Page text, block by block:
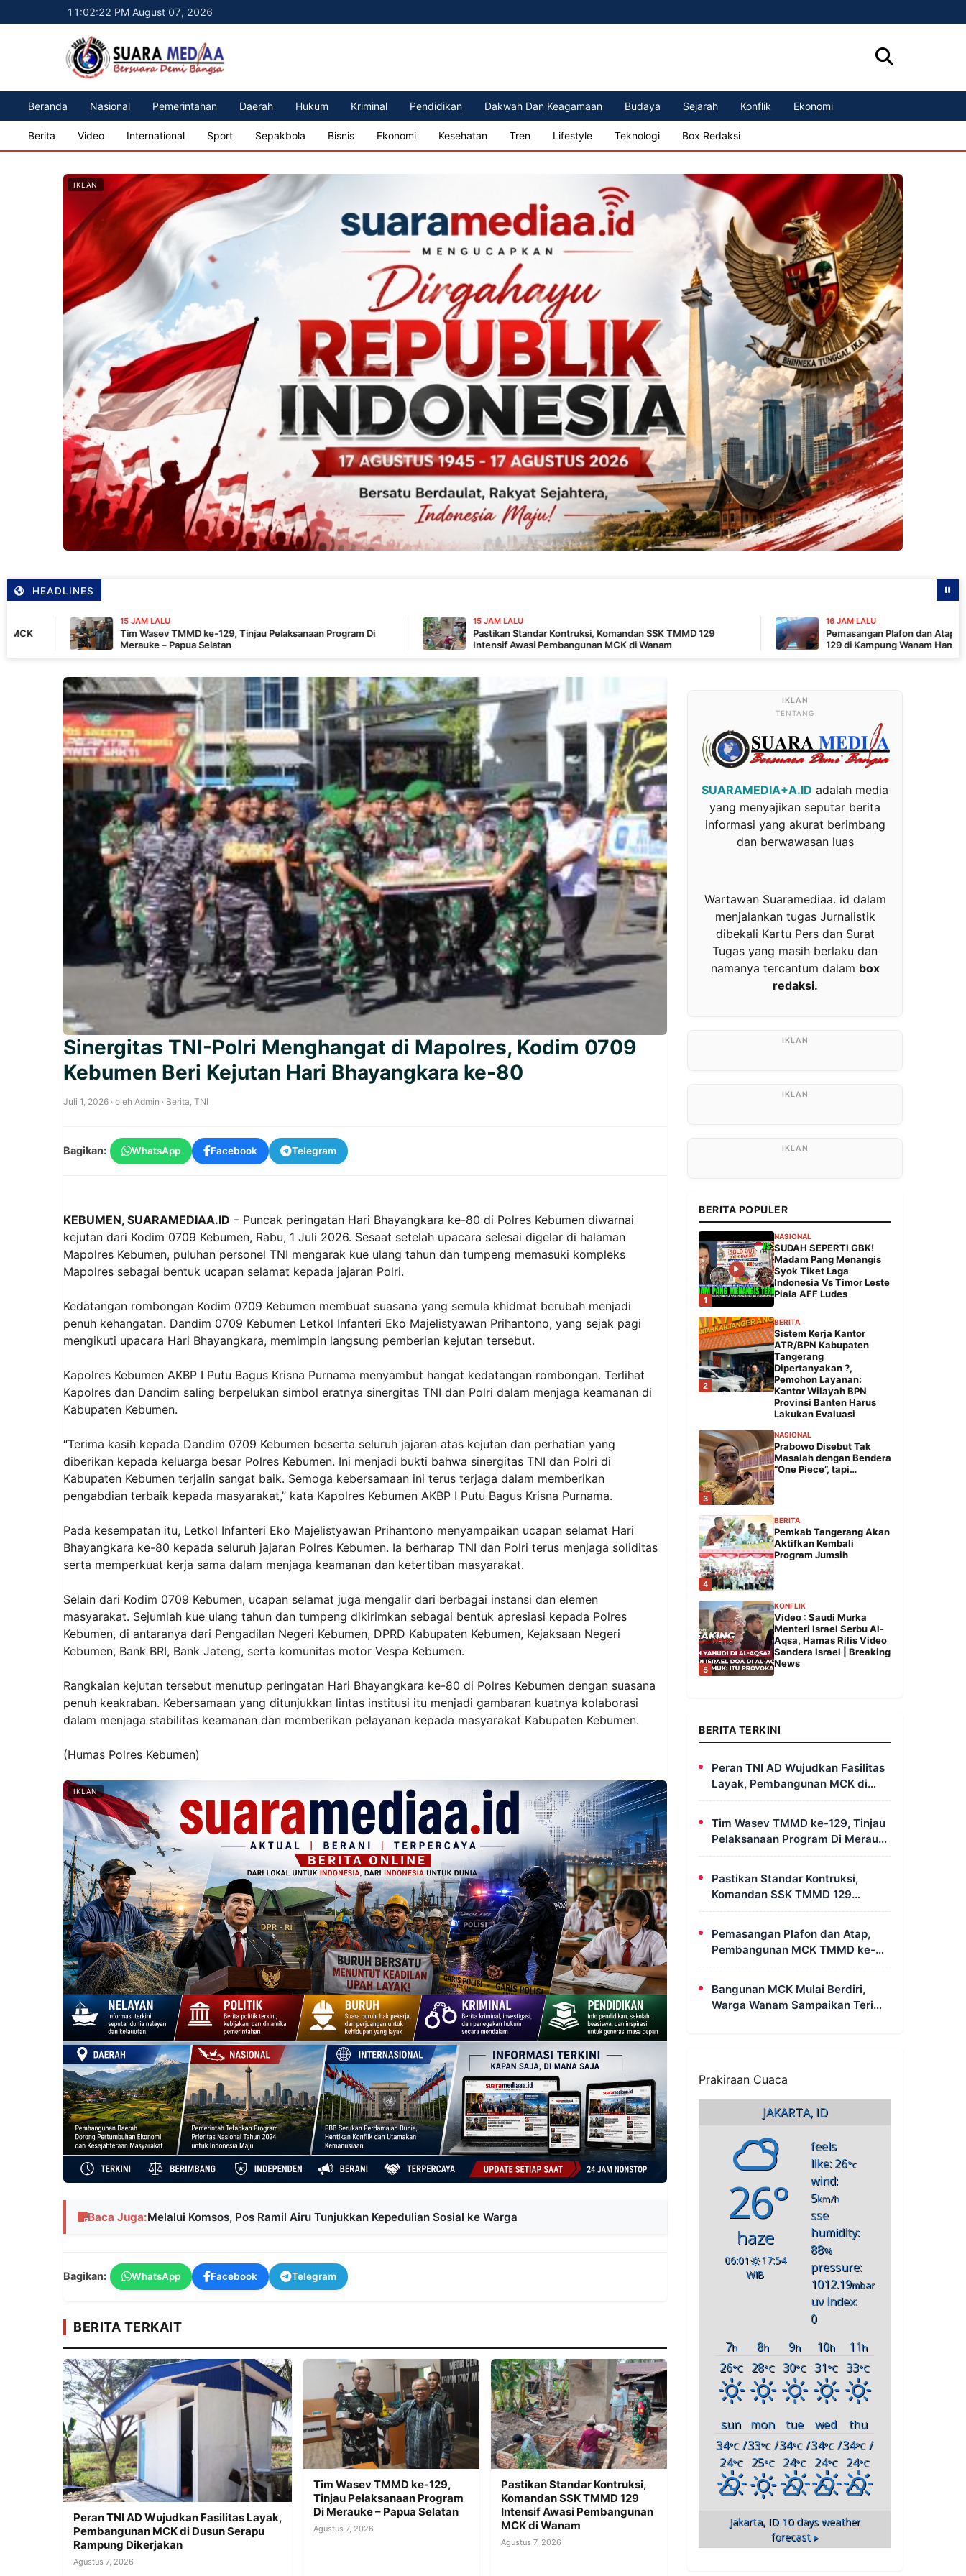
11:02:24 PM August 07, 2026
Beranda Nasional Pemerintahan Daerah Hukum Kriminal Pendidikan Dakwah Dan Keagamaan Budaya Sejarah Konflik Ekonomi
Berita Video International Sport Sepakbola Bisnis Ekonomi Kesehatan Tren Lifestyle Teknologi Box Redaksi
IKLAN
HEADLINES
15 JAM LALU
Tim Wasev TMMD ke-129, Tinjau Pelaksanaan Program Di
Merauke – Papua Selatan
15 JAM LALU
Pastikan Standar Kontruksi, Komandan SSK TMMD 129
Intensif Awasi Pembangunan MCK di Wanam
16 JAM LALU
Pemasangan Plafon dan Atap, Pembangunan MCK
129 di Kampung Wanam Hampir Rampung
Sinergitas TNI-Polri Menghangat di Mapolres, Kodim 0709
Kebumen Beri Kejutan Hari Bhayangkara ke-80
Juli 1, 2026 · oleh Admin · Berita TNI
Bagikan: WhatsApp Facebook Telegram
KEBUMEN, SUARAMEDIAA.ID – Puncak peringatan Hari Bhayangkara ke-80 di Polres Kebumen diwarnai
kejutan dari Kodim 0709 Kebumen, Rabu, 1 Juli 2026. Sesaat setelah upacara selesai digelar di halaman
Mapolres Kebumen, puluhan personel TNI mengarak kue ulang tahun dan tumpeng memasuki kompleks
Mapolres sebagai bentuk ucapan selamat kepada jajaran Polri.
Kedatangan rombongan Kodim 0709 Kebumen membuat suasana yang semula khidmat berubah menjadi
penuh kehangatan. Dandim 0709 Kebumen Letkol Infanteri Eko Majelistyawan Prihantono, yang sejak pagi
mengikuti upacara Hari Bhayangkara, memimpin langsung pemberian kejutan tersebut.
Kapolres Kebumen AKBP I Putu Bagus Krisna Purnama menyambut hangat kedatangan rombongan. Terlihat
Kapolres dan Dandim saling berpelukan simbol eratnya sinergitas TNI dan Polri dalam menjaga keamanan di
Kabupaten Kebumen.
“Terima kasih kepada Dandim 0709 Kebumen beserta seluruh jajaran atas kejutan dan perhatian yang
diberikan kepada keluarga besar Polres Kebumen. Ini menjadi bukti bahwa sinergitas TNI dan Polri di
Kabupaten Kebumen terjalin sangat baik. Semoga kebersamaan ini terus terjaga dalam memberikan
pengabdian terbaik kepada masyarakat,” kata Kapolres Kebumen AKBP I Putu Bagus Krisna Purnama.
Pada kesempatan itu, Letkol Infanteri Eko Majelistyawan Prihantono menyampaikan ucapan selamat Hari
Bhayangkara ke-80 kepada seluruh jajaran Polres Kebumen. Ia berharap TNI dan Polri terus menjaga soliditas
serta memperkuat kerja sama dalam menjaga keamanan dan ketertiban masyarakat.
Selain dari Kodim 0709 Kebumen, ucapan selamat juga mengalir dari berbagai instansi dan elemen
masyarakat. Sejumlah kue ulang tahun dan tumpeng dikirimkan sebagai bentuk apresiasi kepada Polres
Kebumen, di antaranya dari Pengadilan Negeri Kebumen, DPRD Kabupaten Kebumen, Kejaksaan Negeri
Kebumen, Bank BRI, Bank Jateng, serta komunitas motor Vespa Kebumen.
Rangkaian kejutan tersebut menutup peringatan Hari Bhayangkara ke-80 di Polres Kebumen dengan suasana
penuh keakraban. Kebersamaan yang ditunjukkan lintas institusi itu menjadi gambaran kuatnya kolaborasi
dalam menjaga stabilitas keamanan dan memberikan pelayanan kepada masyarakat Kabupaten Kebumen.
(Humas Polres Kebumen)
IKLAN
Baca Juga:Melalui Komsos, Pos Ramil Airu Tunjukkan Kepedulian Sosial ke Warga
Bagikan: WhatsApp Facebook Telegram
BERITA TERKAIT
Peran TNI AD Wujudkan Fasilitas Layak,
Pembangunan MCK di Dusun Serapu
Rampung Dikerjakan
Agustus 7, 2026
Tim Wasev TMMD ke-129,
Tinjau Pelaksanaan Program
Di Merauke – Papua Selatan
Agustus 7, 2026
Pastikan Standar Kontruksi,
Komandan SSK TMMD 129
Intensif Awasi Pembangunan
MCK di Wanam
Agustus 7, 2026
TENTANG
SUARAMEDIA+A.ID adalah media
yang menyajikan seputar berita
informasi yang akurat berimbang
dan berwawasan luas
Wartawan Suaramediaa. id dalam
menjalankan tugas Jurnalistik
dibekali Kartu Pers dan Surat
Tugas yang masih berlaku dan
namanya tercantum dalam box
redaksi.
BERITA POPULER
1
NASIONAL
SUDAH SEPERTI GBK!
Madam Pang Menangis
Syok Tiket Laga
Indonesia Vs Timor Leste
Piala AFF Ludes
2
BERITA
Sistem Kerja Kantor
ATR/BPN Kabupaten
Tangerang
Dipertanyakan ?,
Pemohon Layanan:
Kantor Wilayah BPN
Provinsi Banten Harus
Lakukan Evaluasi
3
NASIONAL
Prabowo Disebut Tak
Masalah dengan Bendera
“One Piece”, tapi…
4
BERITA
Pemkab Tangerang Akan
Aktifkan Kembali
Program Jumsih
5
KONFLIK
Video : Saudi Murka
Menteri Israel Serbu Al-
Aqsa, Hamas Rilis Video
Sandera Israel | Breaking
News
BERITA TERKINI
Peran TNI AD Wujudkan Fasilitas
Layak, Pembangunan MCK di
Dusun Serapu Rampung
Dikerjakan
Tim Wasev TMMD ke-129, Tinjau
Pelaksanaan Program Di Merauke
– Papua Selatan
Pastikan Standar Kontruksi,
Komandan SSK TMMD 129
Intensif Awasi Pembangunan
Pemasangan Plafon dan Atap,
Pembangunan MCK TMMD ke-
129 di Kampung Wanam Hampir
Bangunan MCK Mulai Berdiri,
Warga Wanam Sampaikan Terima
Prakiraan Cuaca
JAKARTA, ID
26°
haze
06:01
17:54
WIB
feels
like: 26°c
wind:
5km/h
sse
humidity:
88%
pressure:
1012.19mbar
uv index:
0
7h 8h 9h 10h 11h
26°C 28°C 30°C 31°C 33°C
sun mon tue wed
thu
34°C/
24°C
33°C/
25°C
34°C/
24°C
34°C/
24°C
34°C /
24°C
Jakarta, ID 10 days weather
forecast ▸